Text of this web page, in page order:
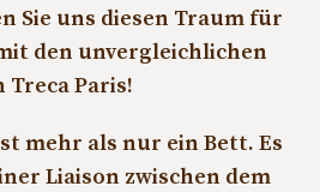
Sie uns diesen Traum für
den unvergleichlichen
Paris!
mehr als nur ein Bett. Es
Liaison zwischen dem